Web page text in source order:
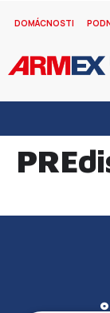
DOMÁCNOSTI